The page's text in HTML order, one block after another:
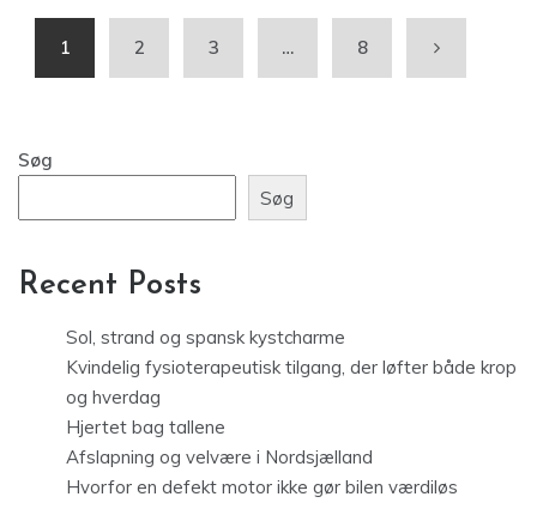
1 2 3 … 8
Søg
Søg
Recent Posts
Sol, strand og spansk kystcharme
Kvindelig fysioterapeutisk tilgang, der løfter både krop
og hverdag
Hjertet bag tallene
Afslapning og velvære i Nordsjælland
Hvorfor en defekt motor ikke gør bilen værdiløs